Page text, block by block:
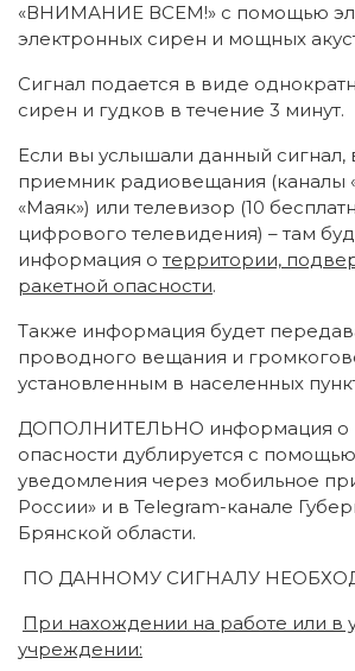
«ВНИМАНИЕ ВСЕМ!» с помощью
электронных сирен и мощных
Сигнал подается в виде
сирен и гудков в течение 3 минут.
Если вы услышали данный сигнал,
приемник радиовещания (каналы
«Маяк») или телевизор (10
цифрового телевидения) – там
информация о территории,
ракетной опасности.
Также информация будет
проводного вещания и
установленным в населенных
ДОПОЛНИТЕЛЬНО информация о
опасности дублируется с
уведомления через мобильное
России» и в Telegram-канале
Брянской области.
ПО ДАННОМУ СИГНАЛУ
При нахождении на работе или в
учреждении: